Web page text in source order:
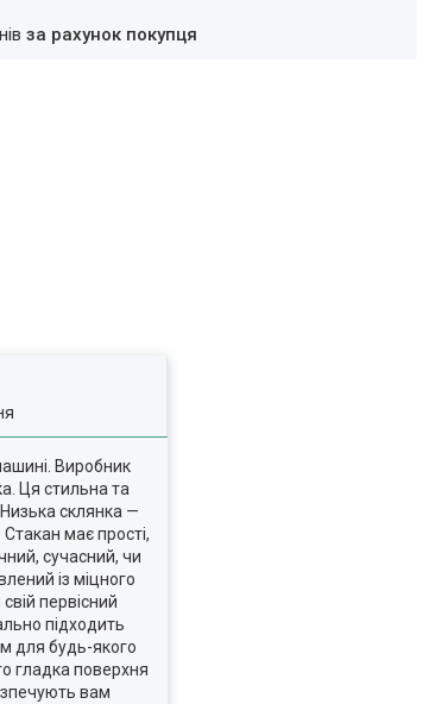
за рахунок покупця
Виробник
Ця стильна та
склянка —
має прості,
сучасний, чи
із міцного
первісний
підходить
для будь-якого
гладка поверхня
вам